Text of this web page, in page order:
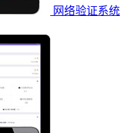
网络验证系统